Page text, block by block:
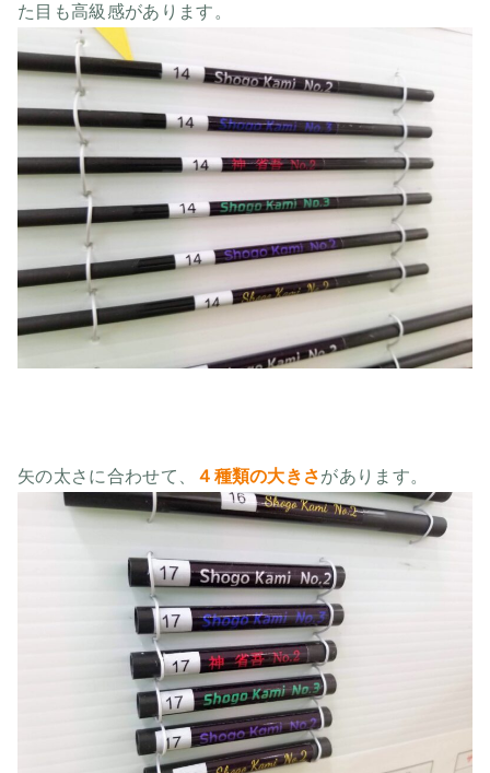
た目も高級感があります。
矢の太さに合わせて、 ４種類の大きさがあります。